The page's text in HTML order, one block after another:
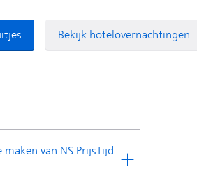
Bekijk hotelovernachtingen
van NS PrijsTijd